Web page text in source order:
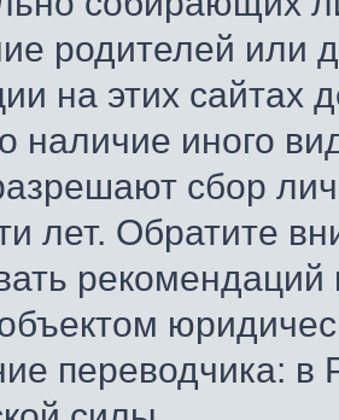
родителей или
на этих сайтах
наличие иного
сбор
лет. Обратите
переводчика: в